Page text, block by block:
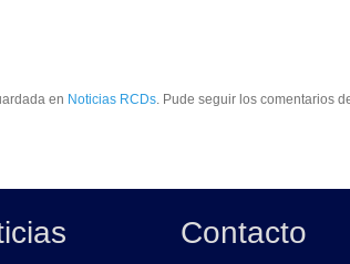
en Noticias RCDs. Pude seguir los comentarios
Contacto